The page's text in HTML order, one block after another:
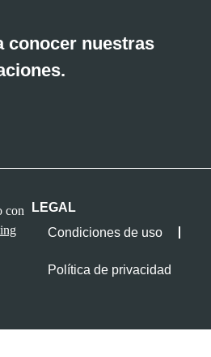
conocer nuestras
con
LEGAL
Condiciones de uso
Política de privacidad